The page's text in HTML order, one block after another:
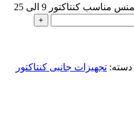
بوبین کنتاکتور 110 ولت AC زیمنس مناسب کنتاکتور 9 الی 25
دسته: تجهیزات جانبی کنتاکتور